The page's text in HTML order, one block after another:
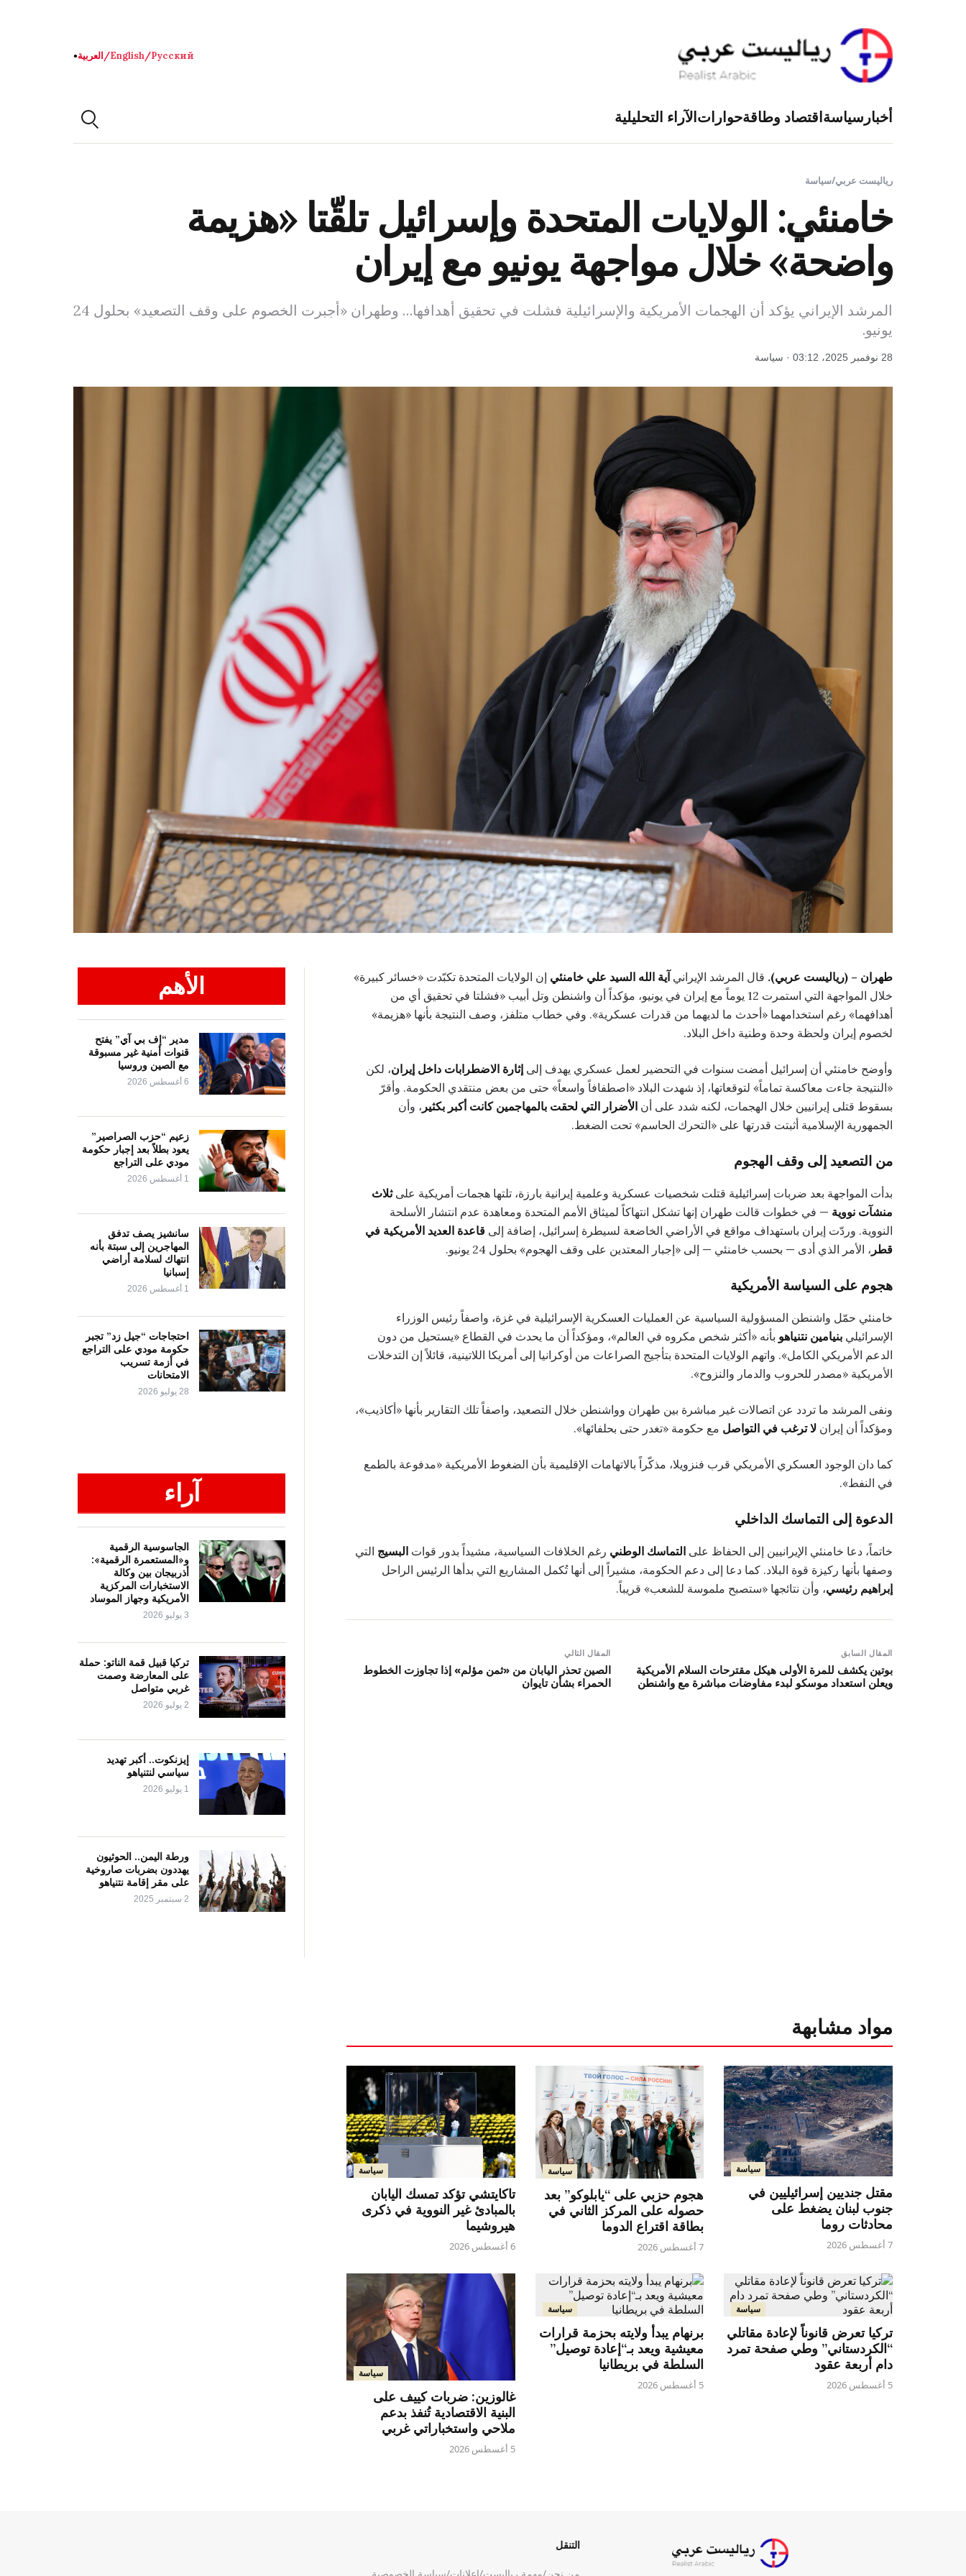
Русский
/
English
/العربية●
أخبار سياسةاقتصاد وطاقةحواراتالآراء التحليلية
رياليست عربي/سياسة
خامنئي: الولايات المتحدة وإسرائيل تلقّتا «هزيمة
واضحة» خلال مواجهة يونيو مع إيران
المرشد الإيراني يؤكد أن الهجمات الأمريكية والإسرائيلية فشلت في تحقيق أهدافها… وطهران «أجبرت الخصوم على وقف التصعيد» بحلول 24
يونيو.
28 نوفمبر 2025، 03:12 · سياسة
طهران – (رياليست عربي). قال المرشد الإيراني آية الله السيد علي خامنئي إن الولايات المتحدة تكبّدت «خسائر كبيرة»
خلال المواجهة التي استمرت 12 يوماً مع إيران في يونيو، مؤكداً أن واشنطن وتل أبيب «فشلتا في تحقيق أي من
أهدافهما» رغم استخدامهما «أحدث ما لديهما من قدرات عسكرية». وفي خطاب متلفز، وصف النتيجة بأنها «هزيمة»
لخصوم إيران ولحظة وحدة وطنية داخل البلاد.
وأوضح خامنئي أن إسرائيل أمضت سنوات في التحضير لعمل عسكري يهدف إلى إثارة الاضطرابات داخل إيران، لكن
«النتيجة جاءت معاكسة تماماً» لتوقعاتها، إذ شهدت البلاد «اصطفافاً واسعاً» حتى من بعض منتقدي الحكومة. وأقرّ
بسقوط قتلى إيرانيين خلال الهجمات، لكنه شدد على أن الأضرار التي لحقت بالمهاجمين كانت أكبر بكثير ، وأن
الجمهورية الإسلامية أثبتت قدرتها على «التحرك الحاسم» تحت الضغط.
من التصعيد إلى وقف الهجوم
بدأت المواجهة بعد ضربات إسرائيلية قتلت شخصيات عسكرية وعلمية إيرانية بارزة، تلتها هجمات أمريكية علىثلاث
منشآت نووية — في خطوات قالت طهران إنها تشكل انتهاكاً لميثاق الأمم المتحدة ومعاهدة عدم انتشار الأسلحة
النووية. وردّت إيران باستهداف مواقع في الأراضي الخاضعة لسيطرة إسرائيل، إضافة إلى قاعدة العديد الأمريكية في
قطر ، الأمر الذي أدى — بحسب خامنئي — إلى «إجبار المعتدين على وقف الهجوم» بحلول 24 يونيو.
هجوم على السياسة الأمريكية
خامنئي حمّل واشنطن المسؤولية السياسية عن العمليات العسكرية الإسرائيلية في غزة، واصفاً رئيس الوزراء
الإسرائيلي بنيامين نتنياهو بأنه «أكثر شخص مكروه في العالم»، ومؤكداً أن ما يحدث في القطاع «يستحيل من دون
الدعم الأمريكي الكامل». واتهم الولايات المتحدة بتأجيج الصراعات من أوكرانيا إلى أمريكا اللاتينية، قائلاً إن التدخلات
الأمريكية «مصدر للحروب والدمار والنزوح».
ونفى المرشد ما تردد عن اتصالات غير مباشرة بين طهران وواشنطن خلال التصعيد، واصفاً تلك التقارير بأنها «أكاذيب»،
ومؤكداً أن إيران لا ترغب في التواصل مع حكومة «تغدر حتى بحلفائها».
كما دان الوجود العسكري الأمريكي قرب فنزويلا، مذكّراً بالاتهامات الإقليمية بأن الضغوط الأمريكية «مدفوعة بالطمع
في النفط».
الدعوة إلى التماسك الداخلي
خاتماً، دعا خامنئي الإيرانيين إلى الحفاظ على التماسك الوطني رغم الخلافات السياسية، مشيداً بدور قوات البسيج التي
وصفها بأنها ركيزة قوة البلاد. كما دعا إلى دعم الحكومة، مشيراً إلى أنها تُكمل المشاريع التي بدأها الرئيس الراحل
إبراهيم رئيسي، وأن نتائجها «ستصبح ملموسة للشعب» قريباً.
المقال السابق
بوتين يكشف للمرة الأولى هيكل مقترحات السلام الأمريكية
ويعلن استعداد موسكو لبدء مفاوضات مباشرة مع واشنطن
المقال التالي
الصين تحذر اليابان من «ثمن مؤلم» إذا تجاوزت الخطوط
الحمراء بشأن تايوان
الأهم
مدير “إف بي آي” يفتح
قنوات أمنية غير مسبوقة
مع الصين وروسيا
6 أغسطس 2026
زعيم “حزب الصراصير”
يعود بطلاً بعد إجبار حكومة
مودي على التراجع
1 أغسطس 2026
سانشيز يصف تدفق
المهاجرين إلى سبتة بأنه
انتهاك لسلامة أراضي
إسبانيا
1 أغسطس 2026
احتجاجات “جيل زد” تجبر
حكومة مودي على التراجع
في أزمة تسريب
الامتحانات
28 يوليو 2026
آراء
الجاسوسية الرقمية
و«المستعمرة الرقمية»:
أذربيجان بين وكالة
الاستخبارات المركزية
الأمريكية وجهاز الموساد
3 يوليو 2026
تركيا قبيل قمة الناتو: حملة
على المعارضة وصمت
غربي متواصل
2 يوليو 2026
إيزنكوت.. أكبر تهديد
سياسي لنتنياهو
1 يوليو 2026
ورطة اليمن.. الحوثيون
يهددون بضربات صاروخية
على مقر إقامة نتنياهو
2 سبتمبر 2025
مواد مشابهة
سياسة
مقتل جنديين إسرائيليين في
جنوب لبنان يضغط على
محادثات روما
7 أغسطس 2026
سياسة
هجوم حزبي على “يابلوكو” بعد
حصوله على المركز الثاني في
بطاقة اقتراع الدوما
7 أغسطس 2026
سياسة
تاكايتشي تؤكد تمسك اليابان
بالمبادئ غير النووية في ذكرى
هيروشيما
6 أغسطس 2026
سياسة
تركيا تعرض قانوناً لإعادة مقاتلي
“الكردستاني” وطي صفحة تمرد
دام أربعة عقود
5 أغسطس 2026
سياسة
برنهام يبدأ ولايته بحزمة قرارات
معيشية ويعد بـ“إعادة توصيل”
السلطة في بريطانيا
5 أغسطس 2026
سياسة
غالوزين: ضربات كييف على
البنية الاقتصادية تُنفذ بدعم
ملاحي واستخباراتي غربي
5 أغسطس 2026
التنقل